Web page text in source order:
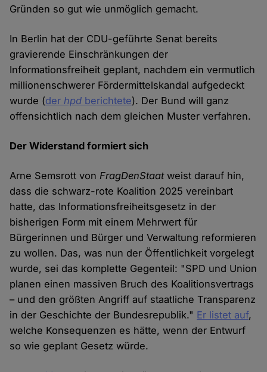
Gründen so gut wie unmöglich gemacht.
In Berlin hat der CDU-geführte Senat bereits
gravierende Einschränkungen der
Informationsfreiheit geplant, nachdem ein vermutlich
millionenschwerer Fördermittelskandal aufgedeckt
wurde (der hpd berichtete). Der Bund will ganz
offensichtlich nach dem gleichen Muster verfahren.
Der Widerstand formiert sich
Arne Semsrott von FragDenStaatweist darauf hin,
dass die schwarz-rote Koalition 2025 vereinbart
hatte, das Informationsfreiheitsgesetz in der
bisherigen Form mit einem Mehrwert für
Bürgerinnen und Bürger und Verwaltung reformieren
zu wollen. Das, was nun der Öffentlichkeit vorgelegt
wurde, sei das komplette Gegenteil: "SPD und Union
planen einen massiven Bruch des Koalitionsvertrags
– und den größten Angriff auf staatliche Transparenz
in der Geschichte der Bundesrepublik." Er listet auf,
welche Konsequenzen es hätte, wenn der Entwurf
so wie geplant Gesetz würde.